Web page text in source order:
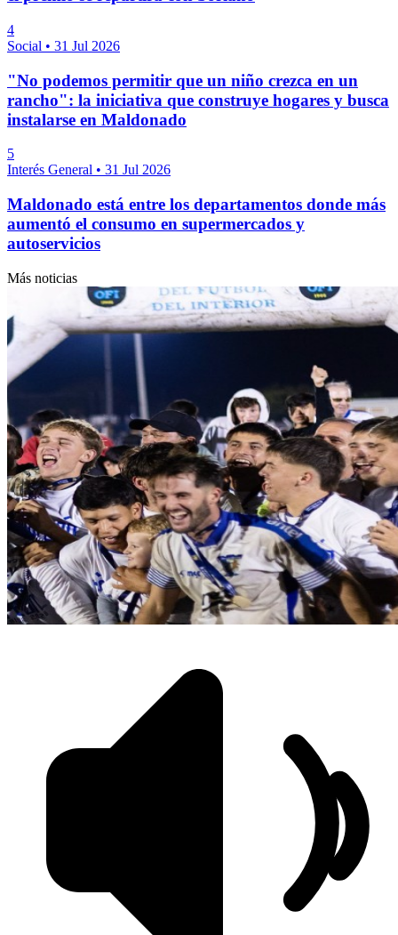
4
Social • 31 Jul 2026
"No podemos permitir que un niño crezca en un
rancho": la iniciativa que construye hogares y busca
instalarse en Maldonado
5
Interés General • 31 Jul 2026
Maldonado está entre los departamentos donde más
aumentó el consumo en supermercados y
autoservicios
Más noticias